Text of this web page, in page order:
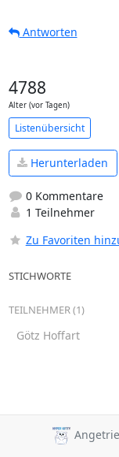
Antworten
4788
Alter (vor Tagen)
Listenübersicht
Herunterladen
0 Kommentare
1 Teilnehmer
Zu Favoriten
STICHWORTE
TEILNEHMER (1)
Götz Hoffart